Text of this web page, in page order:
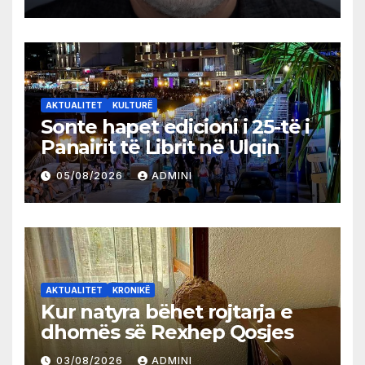
AKTUALITET KULTURË
Sonte hapet edicioni i 25-të i
Panairit të Librit në Ulqin
05/08/2026 ADMINI
AKTUALITET KRONIKË
Kur natyra bëhet rojtarja e
dhomës së Rexhep Qosjes
03/08/2026 ADMINI